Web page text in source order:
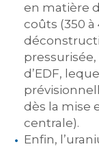
en matière
coûts (350
d’EDF,
dès la mise
centrale).
Enfin,